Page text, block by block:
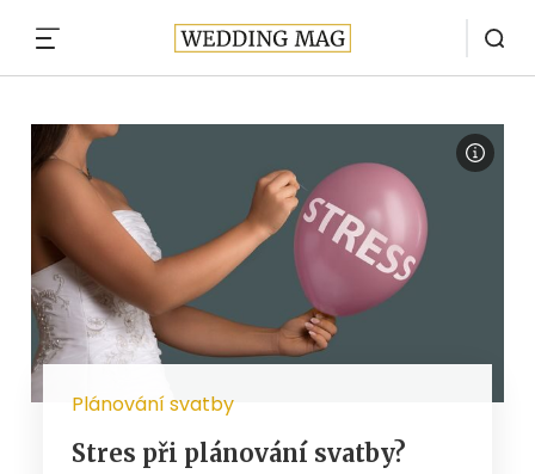
Plánování svatby
Stres při plánování svatby?